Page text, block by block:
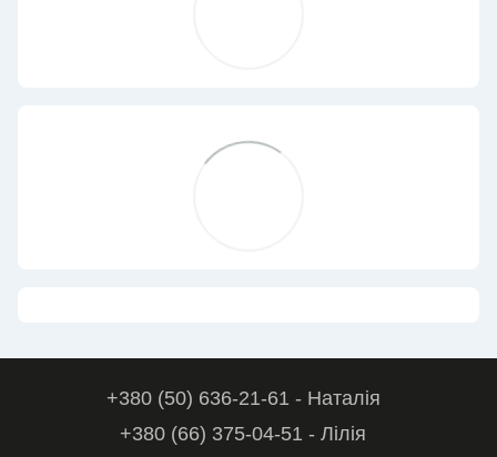
+380 (50) 636-21-61 - Наталія
+380 (66) 375-04-51 - Лілія